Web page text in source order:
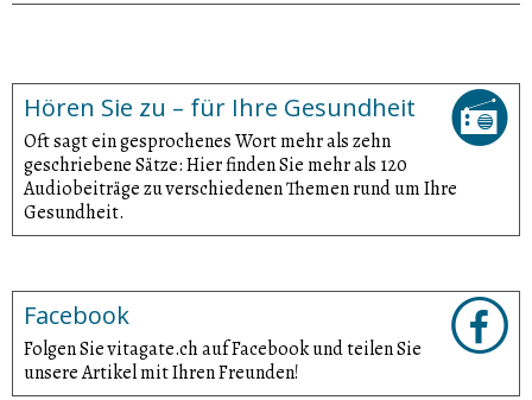
Hören Sie zu – für Ihre Gesundheit
Oft sagt ein gesprochenes Wort mehr als zehn
geschriebene Sätze: Hier finden Sie mehr als 120
Audiobeiträge zu verschiedenen Themen rund um Ihre
Gesundheit.
Facebook
Folgen Sie vitagate.ch auf Facebook und teilen Sie
unsere Artikel mit Ihren Freunden!